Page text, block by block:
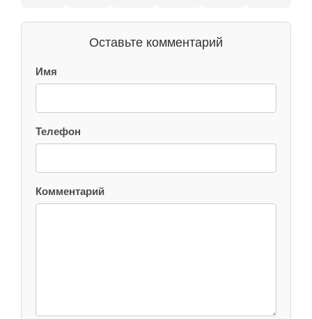
Оставьте комментарий
Имя
Телефон
Комментарий